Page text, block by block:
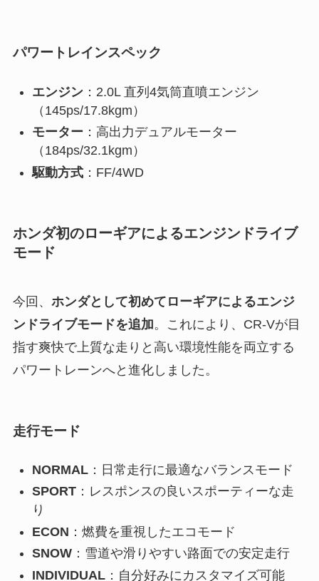
パワートレインスペック
エンジン：2.0L 直列4気筒直噴エンジン
（145ps/17.8kgm）
モーター ：高出力デュアルモーター
（184ps/32.1kgm）
駆動方式：FF/4WD
ホンダ初のローギアによるエンジンドライブ
モード
今回、 ホンダとして初めてローギアによるエンジ
ンドライブモードを追加。これにより、CR-Vが目
指す爽快で上質な走りと高い環境性能を両立する
パワートレーンへと進化しました。
走行モード
NORMAL：日常走行に最適なバランスモード
SPORT：レスポンスの良いスポーティーな走
り
ECON ：燃費を重視したエコモード
SNOW：雪道や滑りやすい路面での安定走行
INDIVIDUAL：自分好みにカスタマイズ可能